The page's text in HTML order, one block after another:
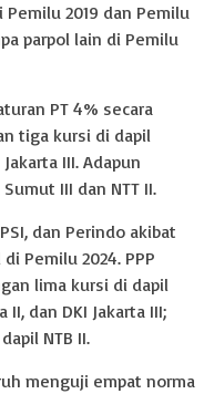
2019 dan Pemilu
parpol lain di Pemilu
PT 4% secara
tiga kursi di dapil
III. Adapun
III dan NTT II.
dan Perindo akibat
Pemilu 2024. PPP
lima kursi di dapil
II, dan DKI Jakarta III;
NTB II.
menguji empat norma